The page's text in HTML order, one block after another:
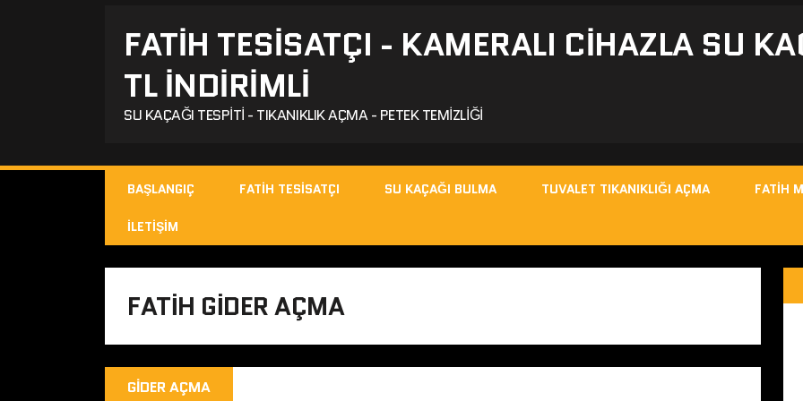
FATIH TESISATÇI - KAMERALI CIHAZLA SU
TL İNDİRİMLİ
SU KAÇAĞI TESPITI - TIKANIKLIK AÇMA - PETEK TEMIZLIĞI
BAŞLANGIÇ FATIH TESISATÇI SU KAÇAĞI BULMA TUVALET TIKANIKLIĞI AÇMA FATIH
İLETIŞIM
FATIH GIDER AÇMA
GIDER AÇMA